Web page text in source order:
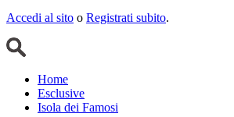
Accedi al sito o Registrati subito.
Home
Esclusive
Isola dei Famosi